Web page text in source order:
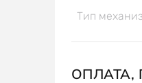
Тип
ОПЛАТА,